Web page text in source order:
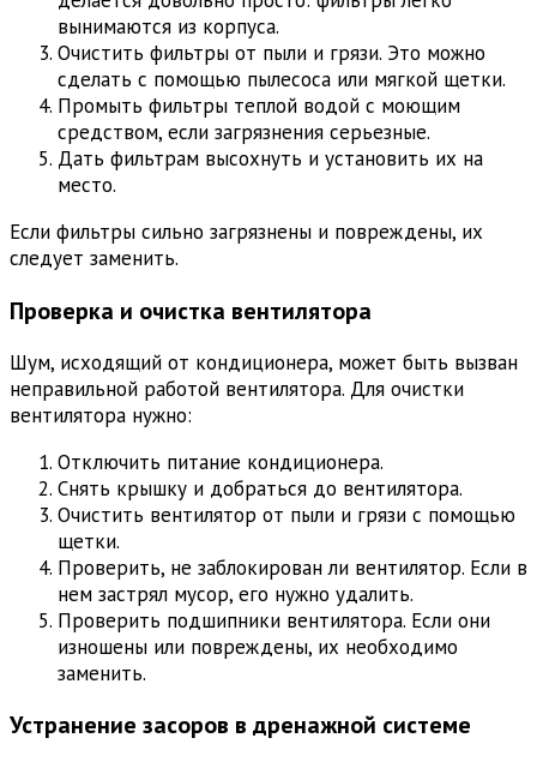
вынимаются из корпуса.
Очистить фильтры от пыли и грязи. Это можно
сделать с помощью пылесоса или мягкой щетки.
Промыть фильтры теплой водой с моющим
средством, если загрязнения серьезные.
Дать фильтрам высохнуть и установить их на
место.
Если фильтры сильно загрязнены и повреждены, их
следует заменить.
Проверка и очистка вентилятора
Шум, исходящий от кондиционера, может быть вызван
неправильной работой вентилятора. Для очистки
вентилятора нужно:
Отключить питание кондиционера.
Снять крышку и добраться до вентилятора.
Очистить вентилятор от пыли и грязи с помощью
щетки.
Проверить, не заблокирован ли вентилятор. Если в
нем застрял мусор, его нужно удалить.
Проверить подшипники вентилятора. Если они
изношены или повреждены, их необходимо
заменить.
Устранение засоров в дренажной системе